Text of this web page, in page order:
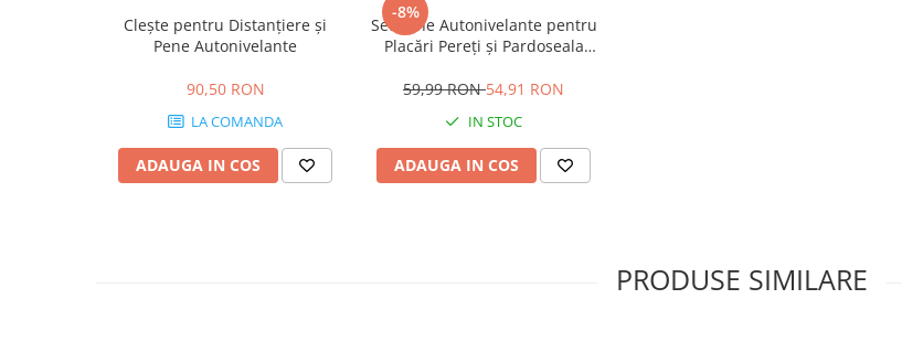
Adezivi Acoperiri Elastice și Textile
Adezivi Parchet și Lemn
Produse pentru Curățare
Placări Ceramice și din Piatră
Clește pentru Distanțiere și
Pene Autonivelante
90,50 RON
LA COMANDA
ADAUGA IN COS
-8%
Set Pene Autonivelante pentru
Placări Pereți și Pardoseala
59,99 RON54,91 RON
IN STOC
ADAUGA IN COS
PRODUSE SIMILARE